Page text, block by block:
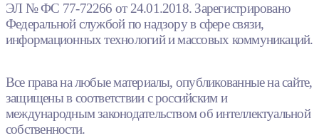
ЭЛ № ФС 77-72266 от 24.01.2018. Зарегистрировано
Федеральной службой по надзору в сфере связи,
информационных технологий и массовых коммуникаций.
Все права на любые материалы, опубликованные на сайте,
защищены в соответствии с российским и
международным законодательством об интеллектуальной
собственности.